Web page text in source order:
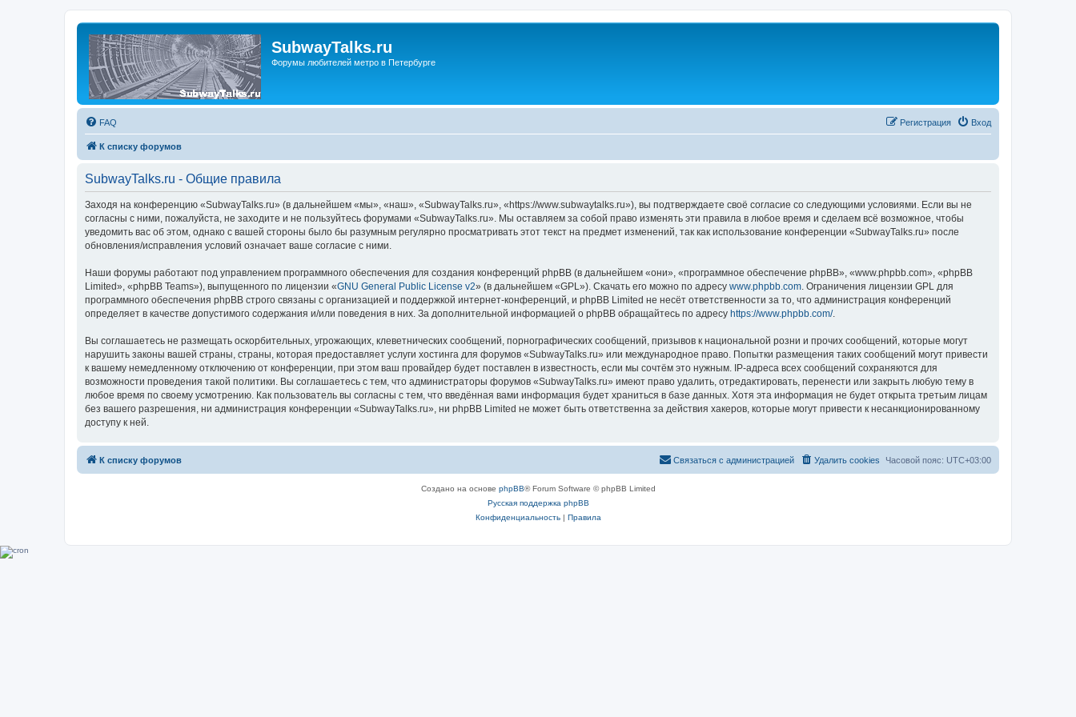
SubwayTalks.ru
Форумы любителей метро в Петербурге
FAQ Вход
Регистрация
К списку форумов
SubwayTalks.ru - Общие правила
Заходя на конференцию «SubwayTalks.ru» (в дальнейшем «мы», «наш», «SubwayTalks.ru», «https://www.subwaytalks.ru»), вы подтверждаете своё согласие со следующими условиями. Если вы не
согласны с ними, пожалуйста, не заходите и не пользуйтесь форумами «SubwayTalks.ru». Мы оставляем за собой право изменять эти правила в любое время и сделаем всё возможное, чтобы
уведомить вас об этом, однако с вашей стороны было бы разумным регулярно просматривать этот текст на предмет изменений, так как использование конференции «SubwayTalks.ru» после
обновления/исправления условий означает ваше согласие с ними.
Наши форумы работают под управлением программного обеспечения для создания конференций phpBB (в дальнейшем «они», «программное обеспечение phpBB», «www.phpbb.com», «phpBB
Limited», «phpBB Teams»), выпущенного по лицензии «GNU General Public License v2» (в дальнейшем «GPL»). Скачать его можно по адресу www.phpbb.com. Ограничения лицензии GPL для
программного обеспечения phpBB строго связаны с организацией и поддержкой интернет-конференций, и phpBB Limited не несёт ответственности за то, что администрация конференций
определяет в качестве допустимого содержания и/или поведения в них. За дополнительной информацией о phpBB обращайтесь по адресу https://www.phpbb.com/.
Вы соглашаетесь не размещать оскорбительных, угрожающих, клеветнических сообщений, порнографических сообщений, призывов к национальной розни и прочих сообщений, которые могут
нарушить законы вашей страны, страны, которая предоставляет услуги хостинга для форумов «SubwayTalks.ru» или международное право. Попытки размещения таких сообщений могут привести
к вашему немедленному отключению от конференции, при этом ваш провайдер будет поставлен в известность, если мы сочтём это нужным. IP-адреса всех сообщений сохраняются для
возможности проведения такой политики. Вы соглашаетесь с тем, что администраторы форумов «SubwayTalks.ru» имеют право удалить, отредактировать, перенести или закрыть любую тему в
любое время по своему усмотрению. Как пользователь вы согласны с тем, что введённая вами информация будет храниться в базе данных. Хотя эта информация не будет открыта третьим лицам
без вашего разрешения, ни администрация конференции «SubwayTalks.ru», ни phpBB Limited не может быть ответственна за действия хакеров, которые могут привести к несанкционированному
доступу к ней.
К списку форумов Часовой пояс: UTC+03:00
Удалить cookies
Связаться с администрацией
Создано на основе phpBB® Forum Software © phpBB Limited
Русская поддержка phpBB
Конфиденциальность| Правила